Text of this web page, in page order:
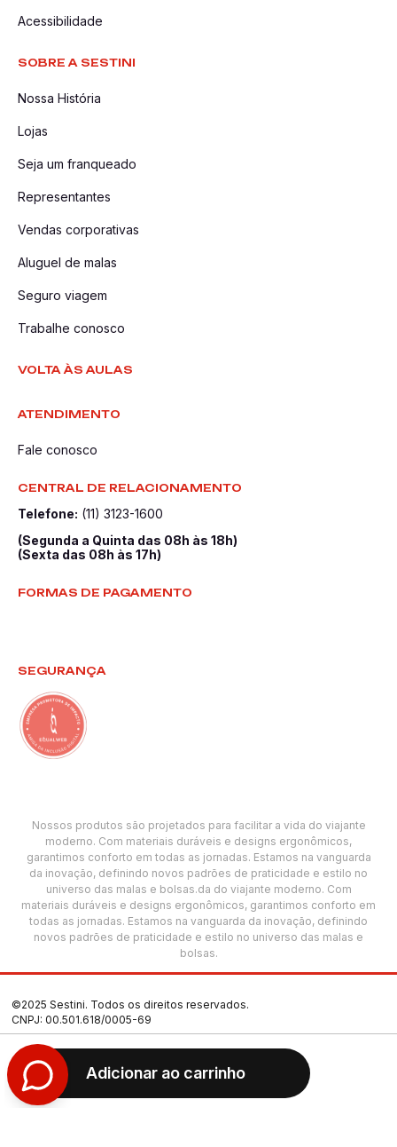
Adicionar ao carrinho
Acessibilidade
SOBRE A SESTINI
Nossa História
Lojas
Seja um franqueado
Representantes
Vendas corporativas
Aluguel de malas
Seguro viagem
Trabalhe conosco
VOLTA ÀS AULAS
ATENDIMENTO
Fale conosco
CENTRAL DE RELACIONAMENTO
Telefone: (11) 3123-1600
(Segunda a Quinta das 08h às 18h)
(Sexta das 08h às 17h)
FORMAS DE PAGAMENTO
SEGURANÇA
Nossos produtos são projetados para facilitar a vida do viajante
moderno. Com materiais duráveis e designs ergonômicos,
garantimos conforto em todas as jornadas. Estamos na vanguarda
da inovação, definindo novos padrões de praticidade e estilo no
universo das malas e bolsas.da do viajante moderno. Com
materiais duráveis e designs ergonômicos, garantimos conforto em
todas as jornadas. Estamos na vanguarda da inovação, definindo
novos padrões de praticidade e estilo no universo das malas e
bolsas.
©2025 Sestini. Todos os direitos reservados.
CNPJ: 00.501.618/0005-69
Termos de Uso
Política de Privacidade